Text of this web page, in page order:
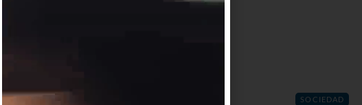
SOCIEDAD